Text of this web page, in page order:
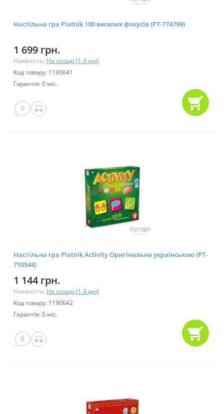
Настільна гра Piatnik 100 веселих фокусів (PT-774799)
1 699 грн.
Наявність: На складі (1-3 дні)
Код товару: 1190641
Гарантія: 0 міс.
0
Настільна гра Piatnik Activity Оригінальна українською (PT-
710544)
1 144 грн.
Наявність: На складі (1-3 дні)
Код товару: 1190642
Гарантія: 0 міс.
0